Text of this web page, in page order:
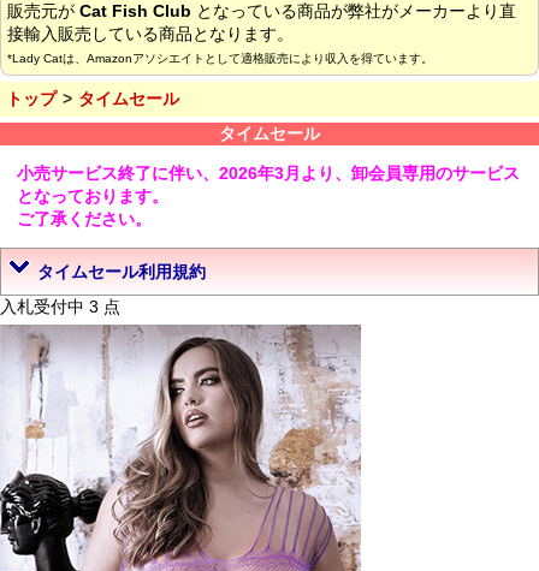
販売元が Cat Fish Club となっている商品が弊社がメーカーより直
接輸入販売している商品となります。
*Lady Catは、Amazonアソシエイトとして適格販売により収入を得ています。
トップ
タイムセール
タイムセール
小売サービス終了に伴い、2026年3月より、卸会員専用のサービス
となっております。
ご了承ください。
タイムセール利用規約
入札受付中 3 点